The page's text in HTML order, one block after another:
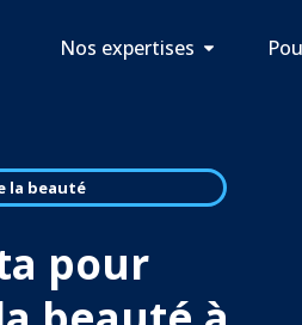
Nos expertises
la beauté
pour